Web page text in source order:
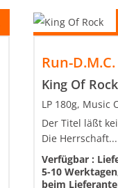
Run-D.M.C.
King Of Rock
LP 180g, Music
Der Titel läßt
Die Herrschaft...
Verfügbar :
5-10
beim